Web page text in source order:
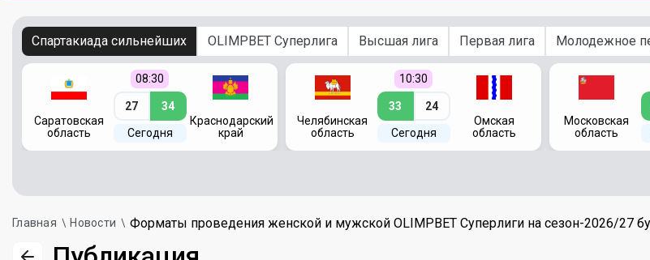
Спартакиада сильнейших OLIMPBET Суперлига Высшая лига Первая лига Молодежное
Саратовская
область
08:30
27 34
Сегодня
Краснодарский
край
Челябинская
область
10:30
33 24
Сегодня
Омская
область
Московская
область
Главная Новости Форматы проведения женской и мужской OLIMPBET Суперлиги на сезон-2026/27